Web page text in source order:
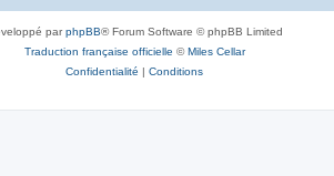
parphpBB® Forum Software © phpBB Limited
Traduction française officielle ©Miles Cellar
Confidentialité | Conditions